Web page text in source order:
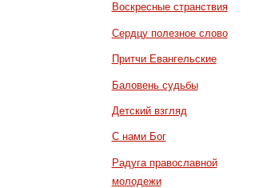
Воскресные странствия
Сердцу полезное слово
Притчи Евангельские
Баловень судьбы
Детский взгляд
С нами Бог
Радуга православной
молодежи